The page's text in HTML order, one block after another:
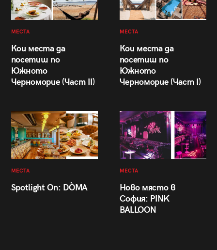
МЕСТА
Кои места да
посетиш по
Южното
Черноморие (Част II)
МЕСТА
Кои места да
посетиш по
Южното
Черноморие (Част I)
МЕСТА
Spotlight On: DÒMA
МЕСТА
Ново място в
София: PINK
BALLOON